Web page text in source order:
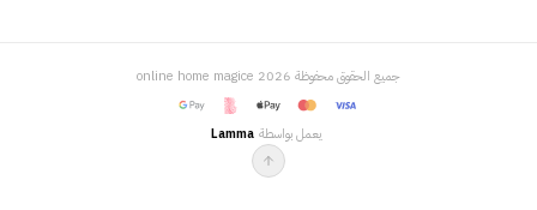
جميع الحقوق محفوظة 2026
يعمل بواسطة Lamma